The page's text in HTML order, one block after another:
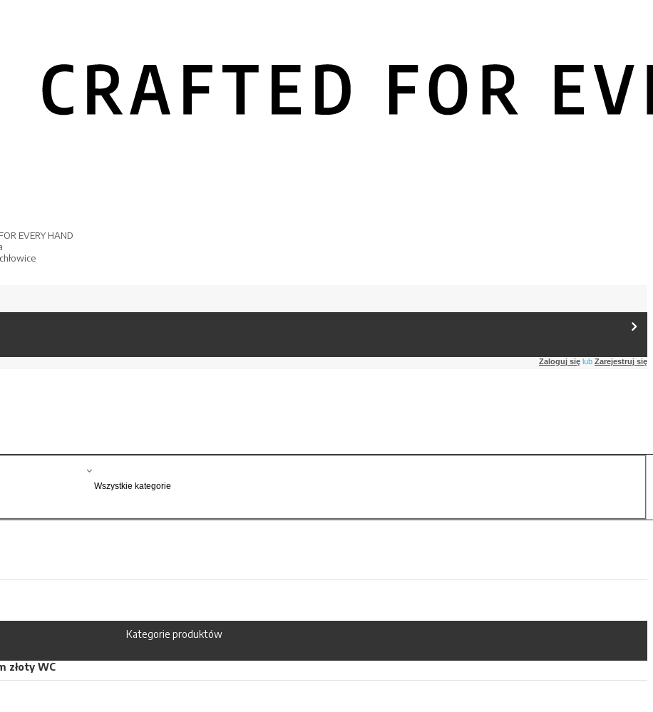
EVERY HAND
Zaloguj się lub Zarejestruj się
Kategorie produktów
złoty WC